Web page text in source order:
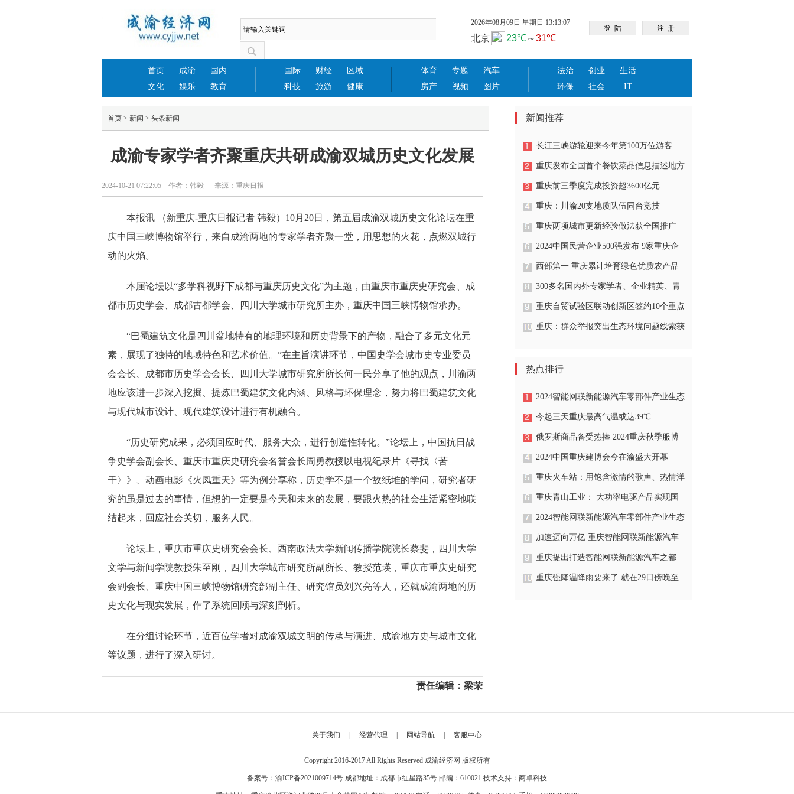
2026年08月09日 星期日 13:13:08
首页 成渝
国内
文化
娱乐 教育
国际 财经
区域
科技
旅游 健康
体育 专题
汽车
房产
视频 图片
法治 创业
生活
环保
社会 IT
首页 > 新闻 > 头条新闻
成渝专家学者齐聚重庆共研成渝双城历史文化发展
2024-10-21 07:22:05 作者：韩毅 来源：重庆日报
本报讯 （新重庆-重庆日报记者 韩毅）10月20日，第五届成渝双城历史文化论坛在重
庆中国三峡博物馆举行，来自成渝两地的专家学者齐聚一堂，用思想的火花，点燃双城行
动的火焰。
本届论坛以“多学科视野下成都与重庆历史文化”为主题，由重庆市重庆史研究会、成
都市历史学会、成都古都学会、四川大学城市研究所主办，重庆中国三峡博物馆承办。
“巴蜀建筑文化是四川盆地特有的地理环境和历史背景下的产物，融合了多元文化元
素，展现了独特的地域特色和艺术价值。”在主旨演讲环节，中国史学会城市史专业委员
会会长、成都市历史学会会长、四川大学城市研究所所长何一民分享了他的观点，川渝两
地应该进一步深入挖掘、提炼巴蜀建筑文化内涵、风格与环保理念，努力将巴蜀建筑文化
与现代城市设计、现代建筑设计进行有机融合。
“历史研究成果，必须回应时代、服务大众，进行创造性转化。”论坛上，中国抗日战
争史学会副会长、重庆市重庆史研究会名誉会长周勇教授以电视纪录片《寻找〈苦
干〉》、动画电影《火凤重天》等为例分享称，历史学不是一个故纸堆的学问，研究者研
究的虽是过去的事情，但想的一定要是今天和未来的发展，要跟火热的社会生活紧密地联
结起来，回应社会关切，服务人民。
论坛上，重庆市重庆史研究会会长、西南政法大学新闻传播学院院长蔡斐，四川大学
文学与新闻学院教授朱至刚，四川大学城市研究所副所长、教授范瑛，重庆市重庆史研究
会副会长、重庆中国三峡博物馆研究部副主任、研究馆员刘兴亮等人，还就成渝两地的历
史文化与现实发展，作了系统回顾与深刻剖析。
在分组讨论环节，近百位学者对成渝双城文明的传承与演进、成渝地方史与城市文化
等议题，进行了深入研讨。
责任编辑：梁荣
新闻推荐
长江三峡游轮迎来今年第100万位游客
重庆发布全国首个餐饮菜品信息描述地方
标准
重庆前三季度完成投资超3600亿元
重庆：川渝20支地质队伍同台竞技
重庆两项城市更新经验做法获全国推广
2024中国民营企业500强发布 9家重庆企
业上榜
西部第一 重庆累计培育绿色优质农产品
2975个
300多名国内外专家学者、企业精英、青
年人才来渝 为数字人才赋能产业发展献
计
重庆自贸试验区联动创新区签约10个重点
合作项目
重庆：群众举报突出生态环境问题线索获
热点排行
2024智能网联新能源汽车零部件产业生态
大会9月28—29日在渝举行
今起三天重庆最高气温或达39℃
俄罗斯商品备受热捧 2024重庆秋季服博
会今在陈家坪展览馆开启
2024中国重庆建博会今在渝盛大开幕
重庆火车站：用饱含激情的歌声、热情洋
溢的舞蹈等多彩活动迎国庆
重庆青山工业： 大功率电驱产品实现国
内领先
2024智能网联新能源汽车零部件产业生态
大会呈现四大特点
加速迈向万亿 重庆智能网联新能源汽车
产业聚势蓄能
重庆提出打造智能网联新能源汽车之都
重庆强降温降雨要来了 就在29日傍晚至
关于我们 经营代理 网站导航 客服中心
Copyright 2016-2017 All Rights Reserved 成渝经济网 版权所有
备案号： 渝ICP备2021009714号 成都地址：成都市红星路35号 邮编：610021 技术支持：商卓科技